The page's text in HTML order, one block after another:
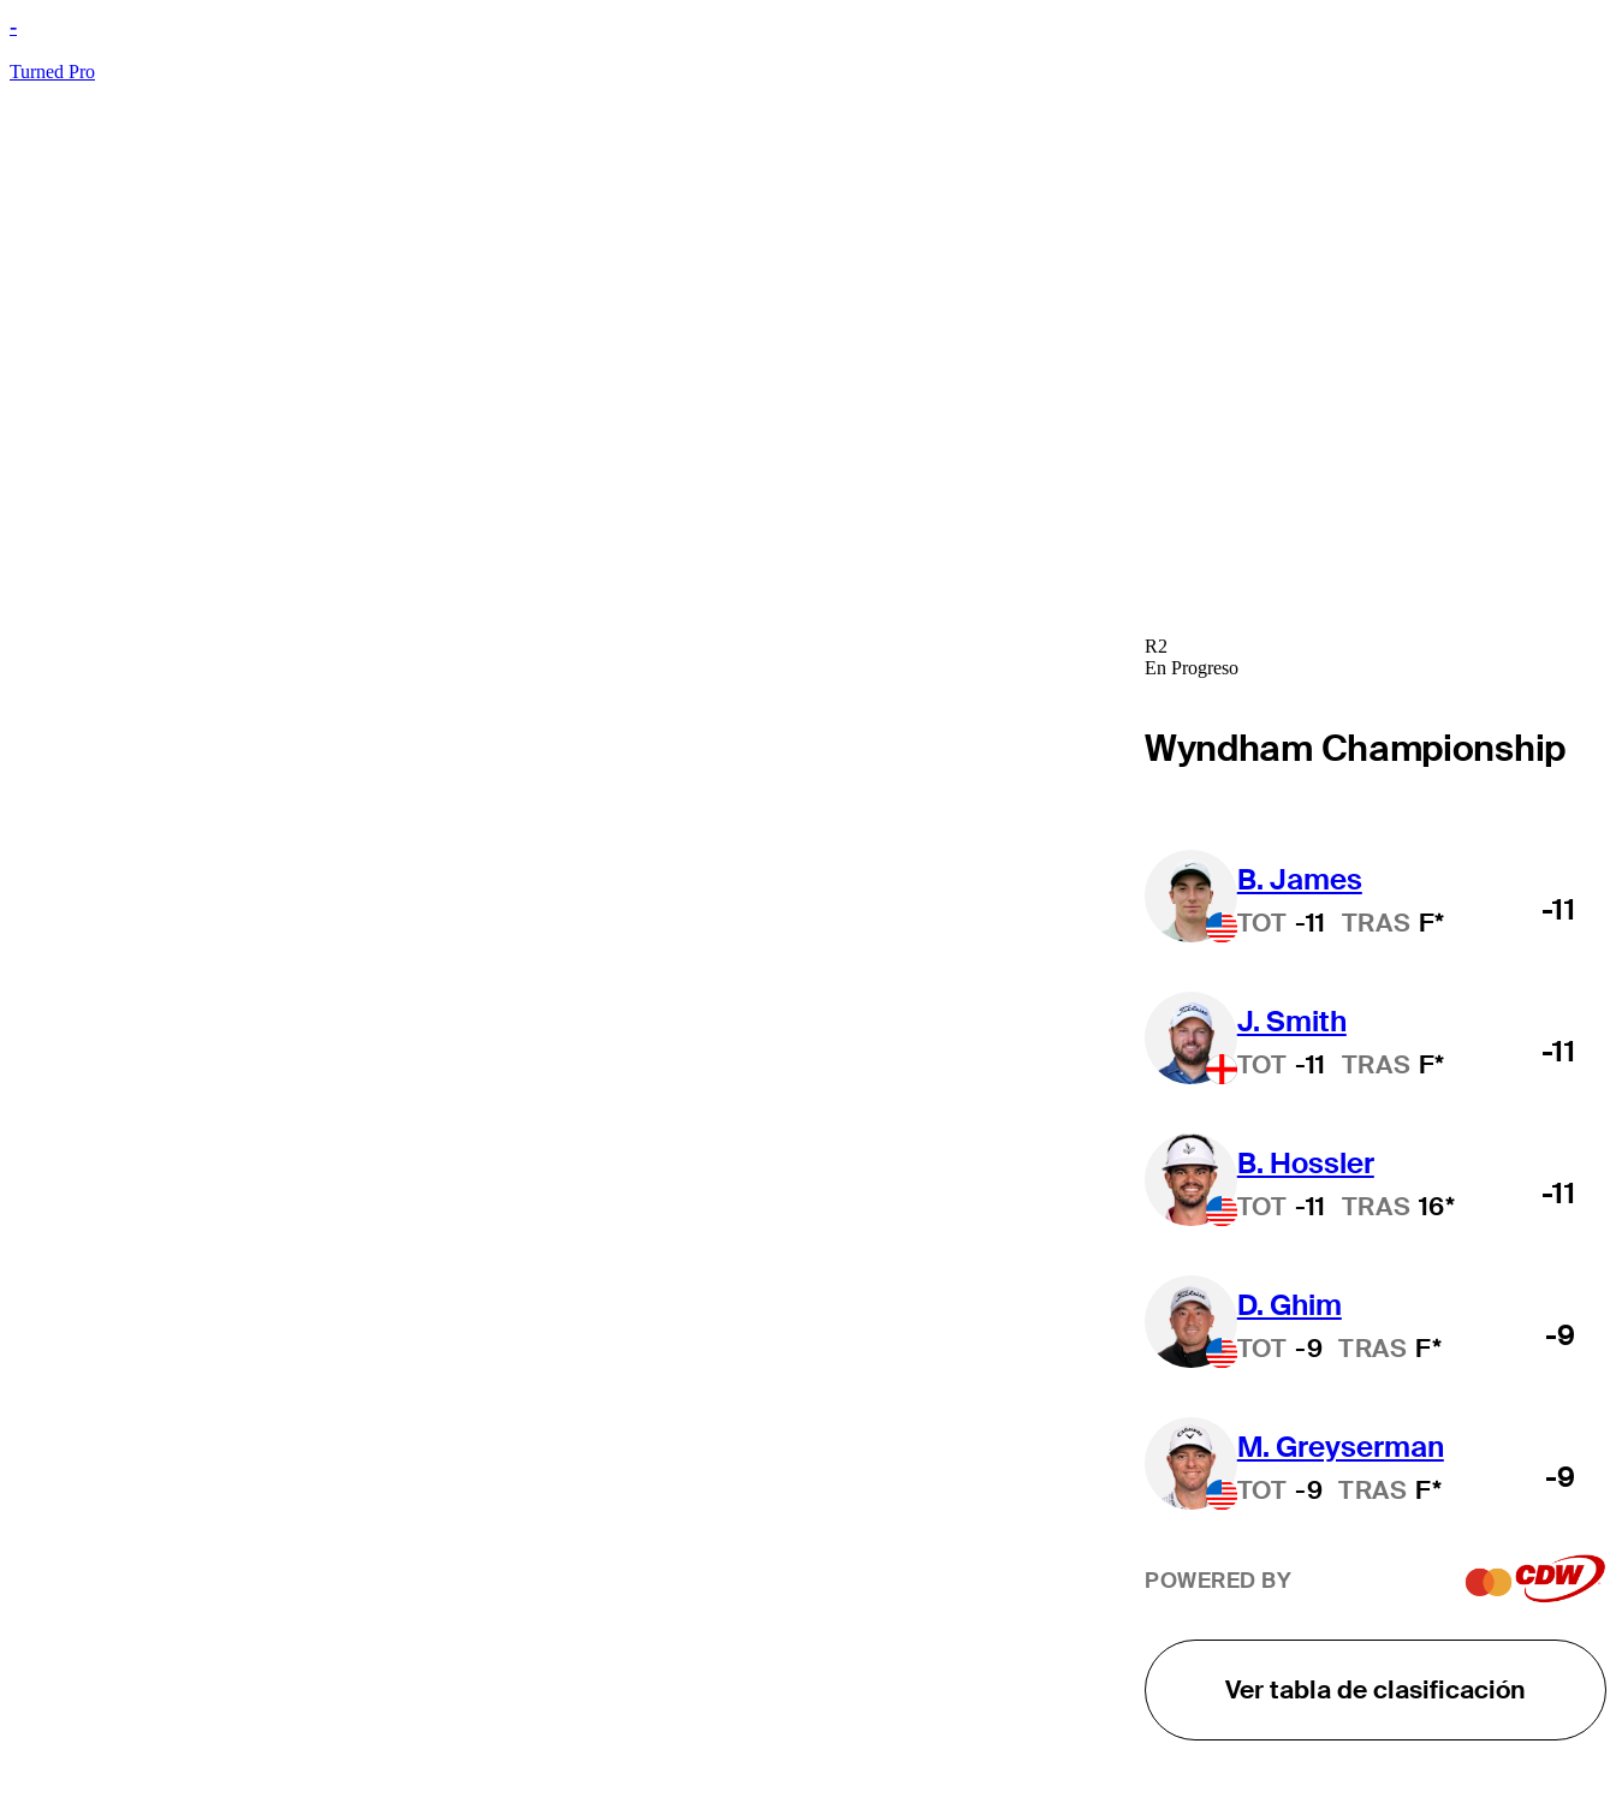
-
Turned Pro
R2
En Progreso
Wyndham Championship
B. James
TOT -11 TRAS F* -11
J. Smith
TOT -11 TRAS F* -11
B. Hossler
TOT -11 TRAS 16* -11
D. Ghim
TOT -9 TRAS F* -9
M. Greyserman
TOT -9 TRAS F* -9
POWERED BY
Ver tabla de clasificación